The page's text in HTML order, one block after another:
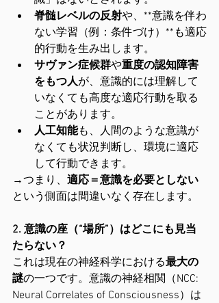
脊髄レベルの反射や、**意識を伴わ
ない学習（例：条件づけ）**も適応
的行動を生み出します。
サヴァン症候群や重度の認知障害
をもつ人が、意識的には理解して
いなくても高度な適応行動を取る
ことがあります。
人工知能も、人間のような意識が
なくても状況判断し、環境に適応
して行動できます。
→つまり、 適応＝意識を必要としない
という側面は間違いなく存在します。
2. 意識の座（“場所”）はどこにも見当
たらない？
これは現在の神経科学における最大の
謎の一つです。意識の神経相関（NCC:
Neural Correlates of Consciousness）は